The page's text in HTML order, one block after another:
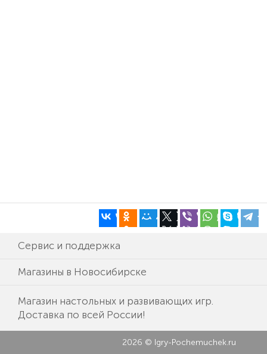
Сервис и поддержка
Магазины в Новосибирске
Магазин настольных и развивающих игр.
Доставка по всей России!
2026 © Igry-Pochemuchek.ru